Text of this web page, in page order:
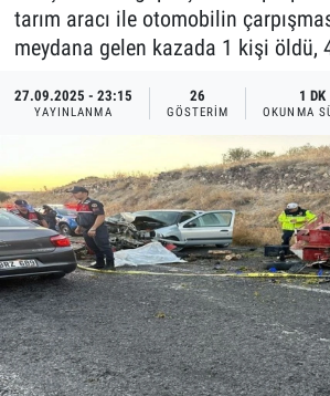
tarım aracı ile otomobilin
meydana gelen kazada 1 kişi öldü,
27.09.2025 - 23:15
YAYINLANMA
26
GÖSTERIM
1 DK
OKUNMA